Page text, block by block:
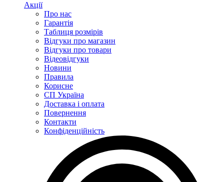
Акції
Про нас
Гарантія
Таблиця розмірів
Відгуки про магазин
Відгуки про товари
Відеовідгуки
Новини
Правила
Корисне
СП Україна
Доставка і оплата
Повернення
Контакти
Конфіденційність